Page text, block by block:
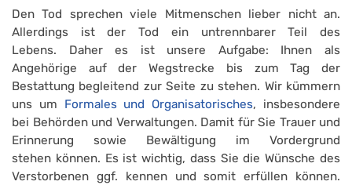
Den Tod sprechen viele Mitmenschen lieber nicht an.
Allerdings ist der Tod ein untrennbarer Teil des
Lebens. Daher es ist unsere Aufgabe: Ihnen als
Angehörige auf der Wegstrecke bis zum Tag der
Bestattung begleitend zur Seite zu stehen. Wir kümmern
uns um Formales und Organisatorisches, insbesondere
bei Behörden und Verwaltungen. Damit für Sie Trauer und
Erinnerung sowie Bewältigung im Vordergrund
stehen können. Es ist wichtig, dass Sie die Wünsche des
Verstorbenen ggf. kennen und somit erfüllen können.